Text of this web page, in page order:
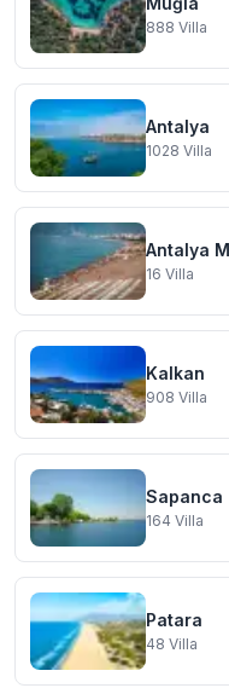
888 Villa
Antalya
1028 Villa
Antalya
16 Villa
Kalkan
908 Villa
Sapanca
164 Villa
Patara
48 Villa